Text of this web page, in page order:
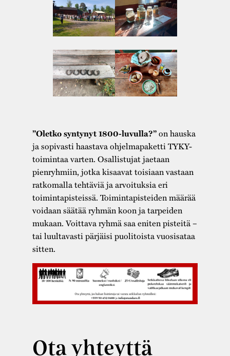
”Oletko syntynyt 1800-luvulla?”on hauska
ja sopivasti haastava ohjelmapaketti TYKY-
toimintaa varten. Osallistujat jaetaan
pienryhmiin, jotka kisaavat toisiaan vastaan
ratkomalla tehtäviä ja arvoituksia eri
toimintapisteissä. Toimintapisteiden määrää
voidaan säätää ryhmän koon ja tarpeiden
mukaan. Voittava ryhmä saa eniten pisteitä –
tai luultavasti pärjäisi puolitoista vuosisataa
sitten.
Ota yhteyttä